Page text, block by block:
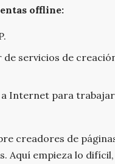
offline:
servicios de
Internet para
creadores de
Aquí empieza lo